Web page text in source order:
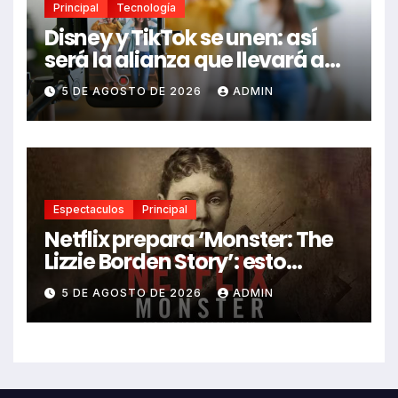
Principal Tecnología
Disney y TikTok se unen: así
será la alianza que llevará a
Mickey, Marvel y Star Wars a
los videos virales
5 DE AGOSTO DE 2026 ADMIN
Espectaculos Principal
Netflix prepara ‘Monster: The
Lizzie Borden Story’: esto
sabemos
5 DE AGOSTO DE 2026 ADMIN